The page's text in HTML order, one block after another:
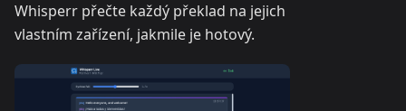
Whisperr přečte každý překlad na jejich
vlastním zařízení, jakmile je hotový.